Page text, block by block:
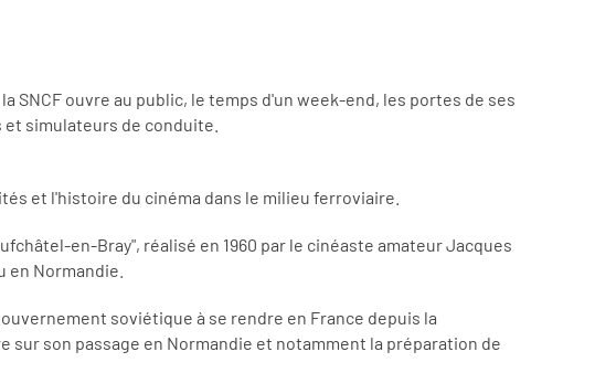
SNCF ouvre au public, le temps d'un week-end, les portes de ses
simulateurs de conduite.
et l'histoire du cinéma dans le milieu ferroviaire.
en-Bray", réalisé en 1960 par le cinéaste amateur Jacques
en Normandie.
soviétique à se rendre en France depuis la
sur son passage en Normandie et notamment la préparation de